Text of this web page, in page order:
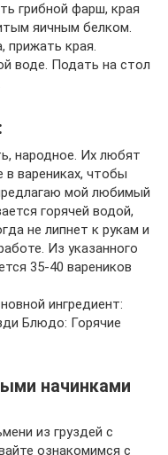
грибной фарш, края
яичным белком.
прижать края.
воде. Подать на стол
народное. Их любят
в варениках, чтобы
мой любимый
горячей водой,
не липнет к рукам и
Из указанного
35-40 вареников
ингредиент:
Блюдо: Горячие
начинками
из груздей с
ознакомимся с